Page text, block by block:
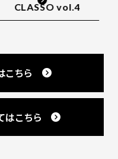
CLASSO vol.4
こちら
はこちら